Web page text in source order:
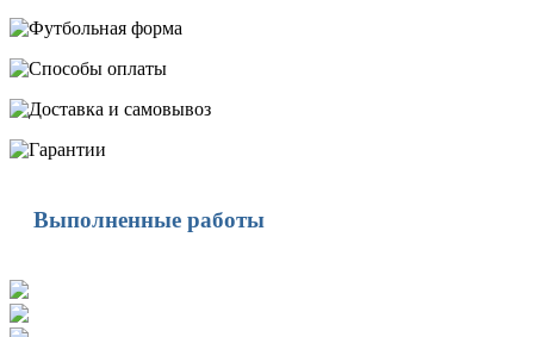
Выполненные работы